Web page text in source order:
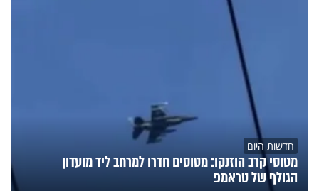
חדשות היום
מטוסי קרב הוזנקו: מטוסים חדרו למרחב ליד מועדון
הגולף של טראמפ